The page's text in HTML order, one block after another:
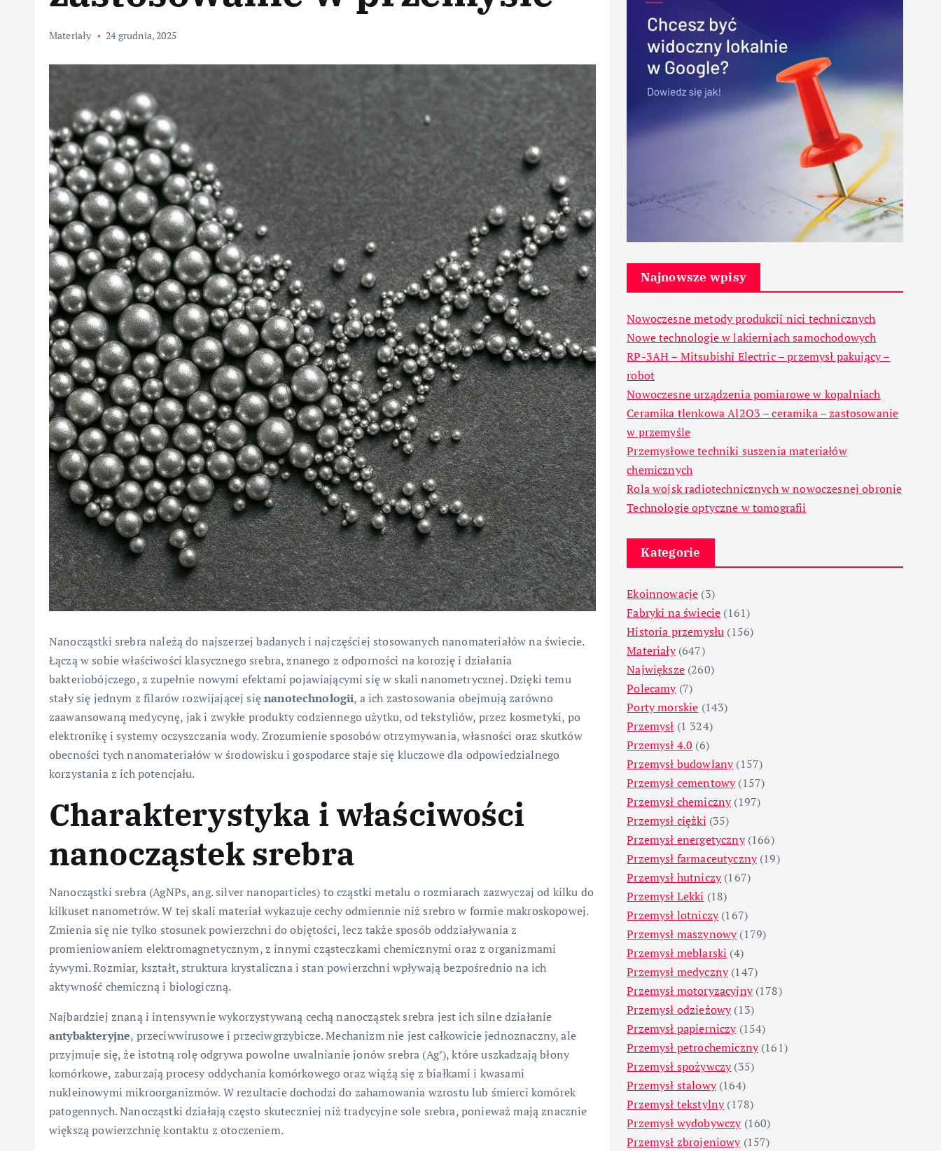
Materiały 24 grudnia, 2025
Nanocząstki srebra należą do najszerzej badanych i najczęściej stosowanych nanomateriałów na świecie.
Łączą w sobie właściwości klasycznego srebra, znanego z odporności na korozję i działania
bakteriobójczego, z zupełnie nowymi efektami pojawiającymi się w skali nanometrycznej. Dzięki temu
stały się jednym z filarów rozwijającej sięnanotechnologii, a ich zastosowania obejmują zarówno
zaawansowaną medycynę, jak i zwykłe produkty codziennego użytku, od tekstyliów, przez kosmetyki, po
elektronikę i systemy oczyszczania wody. Zrozumienie sposobów otrzymywania, własności oraz skutków
obecności tych nanomateriałów w środowisku i gospodarce staje się kluczowe dla odpowiedzialnego
korzystania z ich potencjału.
Charakterystyka i właściwości
nanocząstek srebra
Nanocząstki srebra (AgNPs, ang. silver nanoparticles) to cząstki metalu o rozmiarach zazwyczaj od kilku do
kilkuset nanometrów. W tej skali materiał wykazuje cechy odmiennie niż srebro w formie makroskopowej.
Zmienia się nie tylko stosunek powierzchni do objętości, lecz także sposób oddziaływania z
promieniowaniem elektromagnetycznym, z innymi cząsteczkami chemicznymi oraz z organizmami
żywymi. Rozmiar, kształt, struktura krystaliczna i stan powierzchni wpływają bezpośrednio na ich
aktywność chemiczną i biologiczną.
Najbardziej znaną i intensywnie wykorzystywaną cechą nanocząstek srebra jest ich silne działanie
antybakteryjne, przeciwwirusowe i przeciwgrzybicze. Mechanizm nie jest całkowicie jednoznaczny, ale
przyjmuje się, że istotną rolę odgrywa powolne uwalnianie jonów srebra (Ag⁺), które uszkadzają błony
komórkowe, zaburzają procesy oddychania komórkowego oraz wiążą się z białkami i kwasami
nukleinowymi mikroorganizmów. W rezultacie dochodzi do zahamowania wzrostu lub śmierci komórek
patogennych. Nanocząstki działają często skuteczniej niż tradycyjne sole srebra, ponieważ mają znacznie
większą powierzchnię kontaktu z otoczeniem.
Najnowsze wpisy
Nowoczesne metody produkcji nici technicznych
Nowe technologie w lakierniach samochodowych
RP-3AH – Mitsubishi Electric – przemysł pakujący –
robot
Nowoczesne urządzenia pomiarowe w kopalniach
Ceramika tlenkowa Al2O3 – ceramika – zastosowanie
w przemyśle
Przemysłowe techniki suszenia materiałów
chemicznych
Rola wojsk radiotechnicznych w nowoczesnej obronie
Technologie optyczne w tomografii
Kategorie
Ekoinnowacje (3)
Fabryki na świecie (161)
Historia przemysłu (156)
Materiały(647)
Największe(260)
Polecamy(7)
Porty morskie (143)
Przemysł (1 324)
Przemysł 4.0 (6)
Przemysł budowlany(157)
Przemysł cementowy(157)
Przemysł chemiczny(197)
Przemysł ciężki (35)
Przemysł energetyczny(166)
Przemysł farmaceutyczny(19)
Przemysł hutniczy(167)
Przemysł Lekki (18)
Przemysł lotniczy(167)
Przemysł maszynowy(179)
Przemysł meblarski (4)
Przemysł medyczny(147)
Przemysł motoryzacyjny(178)
Przemysł odzieżowy(13)
Przemysł papierniczy(154)
Przemysł petrochemiczny(161)
Przemysł spożywczy(35)
Przemysł stalowy(164)
Przemysł tekstylny(178)
Przemysł wydobywczy(160)
Przemysł zbrojeniowy(157)